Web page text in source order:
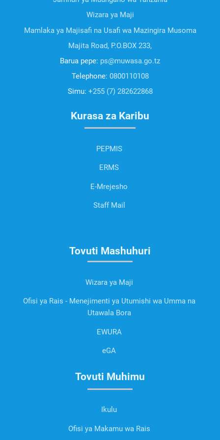
Wizara ya Maji
Mamlaka ya Majisafi na Usafi wa Mazingira Musoma
Majita Road, P.O.BOX 233,
Barua pepe: ps@muwasa.go.tz
Telephone: 0800110108
Simu: +255 (7) 282622868
Kurasa za Karibu
PEPMIS
ERMS
E-Mrejesho
Staff Mail
Tovuti Mashuhuri
Wizara ya Maji
Ofisi ya Rais - Menejimenti ya Utumishi wa Umma na
Utawala Bora
EWURA
eGA
Tovuti Muhimu
Ikulu
Ofisi ya Makamu wa Rais